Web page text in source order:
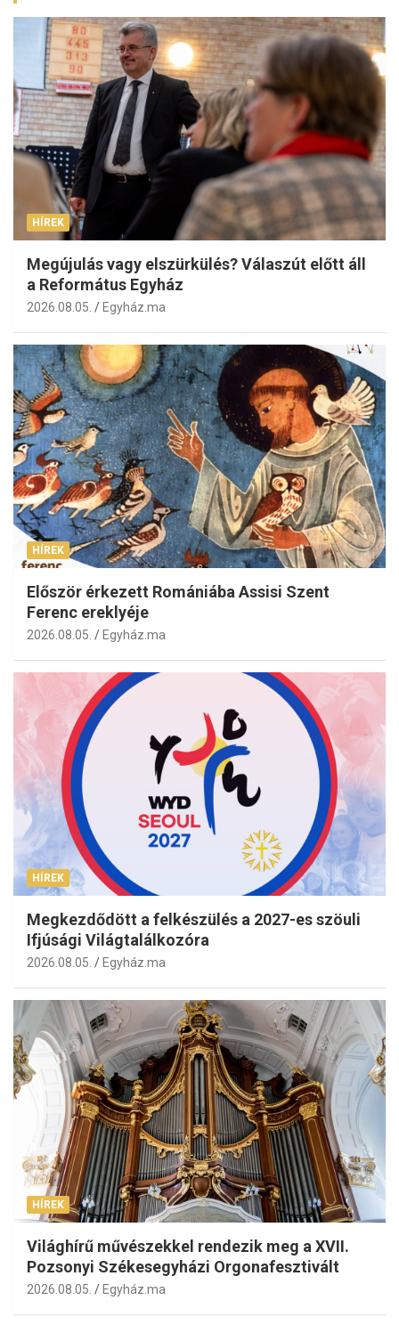
HÍREK
Megújulás vagy elszürkülés? Válaszút előtt áll
a Református Egyház
2026.08.05. Egyház.ma
HÍREK
Először érkezett Romániába Assisi Szent
Ferenc ereklyéje
2026.08.05. Egyház.ma
HÍREK
Megkezdődött a felkészülés a 2027-es szöuli
Ifjúsági Világtalálkozóra
2026.08.05. Egyház.ma
HÍREK
Világhírű művészekkel rendezik meg a XVII.
Pozsonyi Székesegyházi Orgonafesztivált
2026.08.05. Egyház.ma